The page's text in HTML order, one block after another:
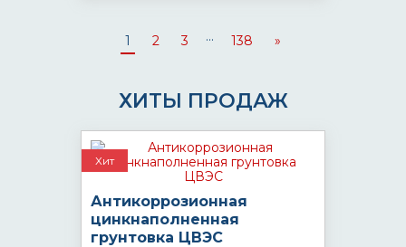
1 2 3 ... 138 »
ХИТЫ ПРОДАЖ
Хит
Антикоррозионная
цинкнаполненная
грунтовка ЦВЭС